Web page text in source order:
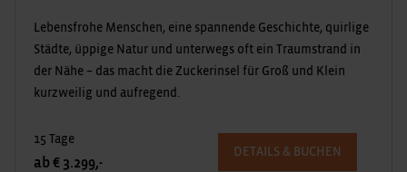
Lebensfrohe Menschen, eine spannende Geschichte, quirlige
Städte, üppige Natur und unterwegs oft ein Traumstrand in
der Nähe – das macht die Zuckerinsel für Groß und Klein
kurzweilig und aufregend.
15 Tage
ab € 3.299,-
DETAILS & BUCHEN